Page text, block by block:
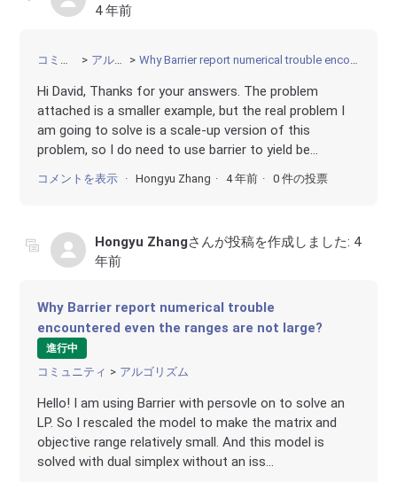
4 年前
アルゴリズム Why Barrier report numerical trouble encountered even the ranges are not large?
Hi David, Thanks for your answers. The problem
attached is a smaller example, but the real problem I
am going to solve is a scale-up version of this
problem, so I do need to use barrier to yield be...
コメントを表示 Hongyu Zhang 4 年前 0 件の投票
Hongyu Zhangさんが投稿を作成しました: 4
年前
Why Barrier report numerical trouble
encountered even the ranges are not large?
進行中
コミュニティ アルゴリズム
Hello! I am using Barrier with persovle on to solve an
LP. So I rescaled the model to make the matrix and
objective range relatively small. And this model is
solved with dual simplex without an iss...